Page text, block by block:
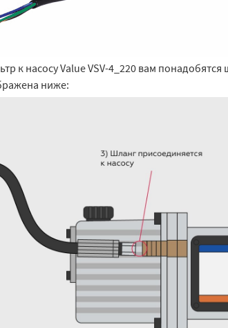
насосу Value VSV-4_220 вам понадобятся
ниже: